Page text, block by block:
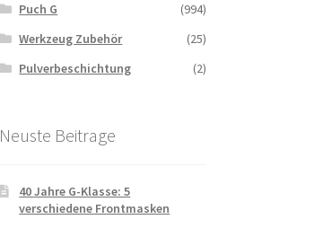
Puch G
(994)
Werkzeug Zubehör
(25)
Pulverbeschichtung
(2)
Neuste Beitrage
40 Jahre G-Klasse: 5
verschiedene Frontmasken